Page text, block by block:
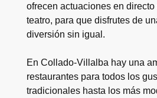
ofrecen actuaciones en
teatro, para que disfrutes de
diversión sin igual.
En Collado-Villalba hay una
restaurantes para todos los
tradicionales hasta los más